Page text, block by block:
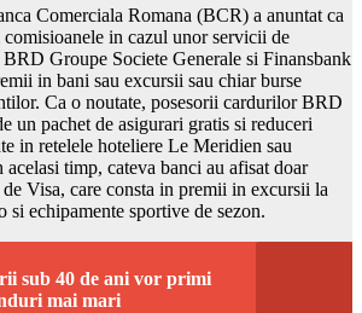
Comerciala Romana (BCR) a anuntat ca
in cazul unor servicii de
Groupe Societe Generale si Finansbank
in bani sau excursii sau chiar burse
Ca o noutate, posesorii cardurilor BRD
un pachet de asigurari gratis si reduceri
in retelele hoteliere Le Meridien sau
timp, cateva banci au afisat doar
Visa, care consta in premii in excursii la
echipamente sportive de sezon.
sub 40 de ani vor primi
mai mari